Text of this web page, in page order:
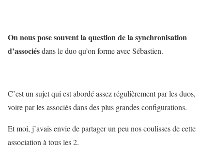
On nous pose souvent la question de la synchronisation
d’associésdans le duo qu’on forme avec Sébastien.
C’est un sujet qui est abordé assez régulièrement par les duos,
voire par les associés dans des plus grandes configurations.
Et moi, j’avais envie de partager un peu nos coulisses de cette
association à tous les 2.